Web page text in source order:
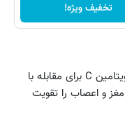
تخفیف ویژه!
سرشار از ویتامین C و پتاسیم است. ویتامین C برای مقابله با
و اعصاب را تقویت